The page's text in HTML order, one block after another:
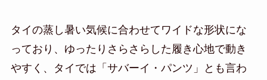
タイの蒸し暑い気候に合わせてワイドな形状にな
っており、ゆったりさらさらした履き心地で動き
やすく、タイでは「サバーイ・パンツ」とも言わ